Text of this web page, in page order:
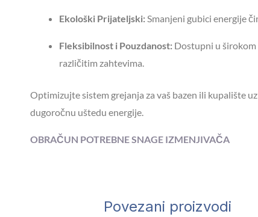
Ekološki Prijateljski: Smanjeni gubici energije
Fleksibilnost i Pouzdanost: Dostupni u širokom
različitim zahtevima.
Optimizujte sistem grejanja za vaš bazen ili kupalište
dugoročnu uštedu energije.
OBRAČUN POTREBNE SNAGE IZMENJIVAČA
Povezani proizvodi